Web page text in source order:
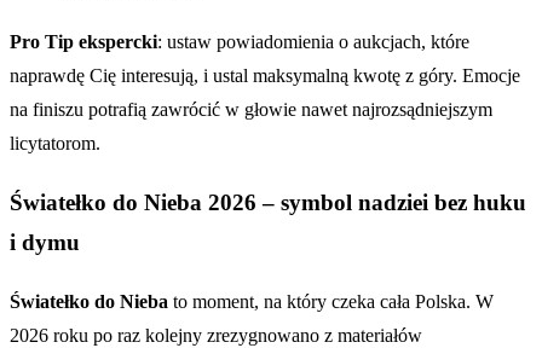
Pro Tip ekspercki: ustaw powiadomienia o aukcjach, które
naprawdę Cię interesują, i ustal maksymalną kwotę z góry. Emocje
na finiszu potrafią zawrócić w głowie nawet najrozsądniejszym
licytatorom.
Światełko do Nieba 2026 – symbol nadziei bez huku
i dymu
Światełko do Nieba to moment, na który czeka cała Polska. W
2026 roku po raz kolejny zrezygnowano z materiałów